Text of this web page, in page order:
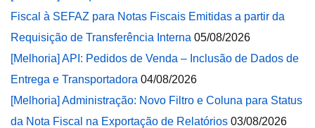
Fiscal à SEFAZ para Notas Fiscais Emitidas a partir da
Requisição de Transferência Interna 05/08/2026
[Melhoria] API: Pedidos de Venda – Inclusão de Dados de
Entrega e Transportadora 04/08/2026
[Melhoria] Administração: Novo Filtro e Coluna para Status
da Nota Fiscal na Exportação de Relatórios 03/08/2026